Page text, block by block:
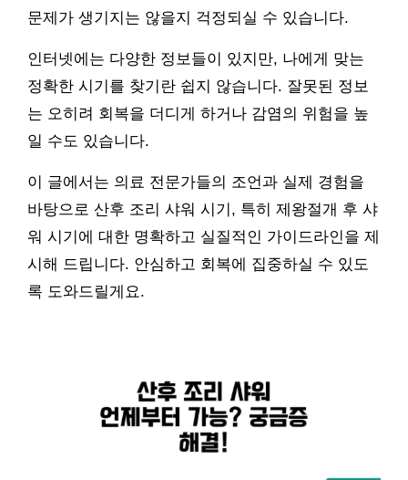
문제가 생기지는 않을지 걱정되실 수 있습니다.
인터넷에는 다양한 정보들이 있지만, 나에게 맞는
정확한 시기를 찾기란 쉽지 않습니다. 잘못된 정보
는 오히려 회복을 더디게 하거나 감염의 위험을 높
일 수도 있습니다.
이 글에서는 의료 전문가들의 조언과 실제 경험을
바탕으로 산후 조리 샤워 시기, 특히 제왕절개 후 샤
워 시기에 대한 명확하고 실질적인 가이드라인을 제
시해 드립니다. 안심하고 회복에 집중하실 수 있도
록 도와드릴게요.